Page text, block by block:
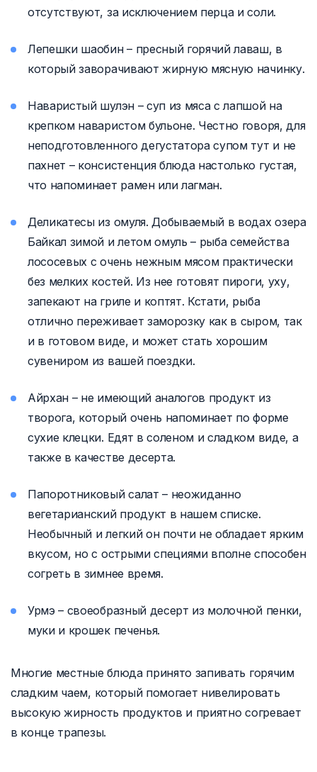
отсутствуют, за исключением перца и соли.
Лепешки шаобин – пресный горячий лаваш, в
который заворачивают жирную мясную начинку.
Наваристый шулэн – суп из мяса с лапшой на
крепком наваристом бульоне. Честно говоря, для
неподготовленного дегустатора супом тут и не
пахнет – консистенция блюда настолько густая,
что напоминает рамен или лагман.
Деликатесы из омуля. Добываемый в водах озера
Байкал зимой и летом омуль – рыба семейства
лососевых с очень нежным мясом практически
без мелких костей. Из нее готовят пироги, уху,
запекают на гриле и коптят. Кстати, рыба
отлично переживает заморозку как в сыром, так
и в готовом виде, и может стать хорошим
сувениром из вашей поездки.
Айрхан – не имеющий аналогов продукт из
творога, который очень напоминает по форме
сухие клецки. Едят в соленом и сладком виде, а
также в качестве десерта.
Папоротниковый салат – неожиданно
вегетарианский продукт в нашем списке.
Необычный и легкий он почти не обладает ярким
вкусом, но с острыми специями вполне способен
согреть в зимнее время.
Урмэ – своеобразный десерт из молочной пенки,
муки и крошек печенья.
Многие местные блюда принято запивать горячим
сладким чаем, который помогает нивелировать
высокую жирность продуктов и приятно согревает
в конце трапезы.